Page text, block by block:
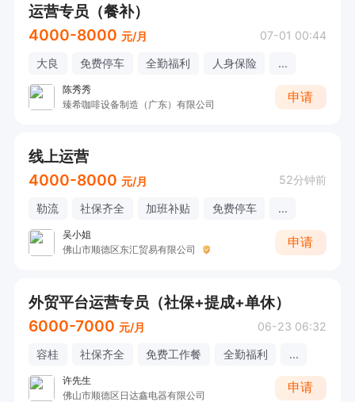
运营专员（餐补）
4000-8000 元/月 07-01 00:44
大良 免费停车 全勤福利 人身保险 ...
陈秀秀
臻希咖啡设备制造（广东）有限公司
申请
线上运营
4000-8000 元/月 52分钟前
勒流 社保齐全 加班补贴 免费停车 ...
吴小姐
佛山市顺德区东汇贸易有限公司
申请
外贸平台运营专员（社保+提成+单休）
6000-7000 元/月 06-23 06:32
容桂 社保齐全 免费工作餐 全勤福利 ...
许先生
佛山市顺德区日达鑫电器有限公司
申请